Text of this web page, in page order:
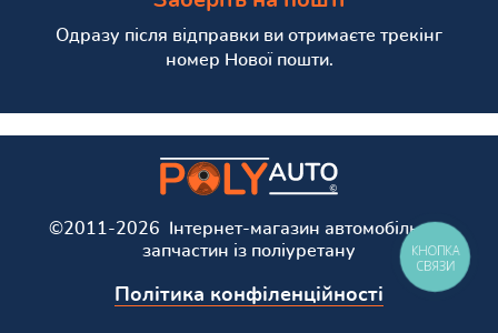
Одразу після відправки ви отримаєте трекінг
номер Нової пошти.
©2011-2026 Інтернет-магазин автомобільних
запчастин із поліуретану
Політика конфіленційності
КНОПКА
СВЯЗИ